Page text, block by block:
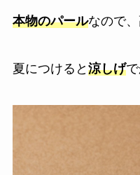
本物のパールなので
夏につけると 涼しげ